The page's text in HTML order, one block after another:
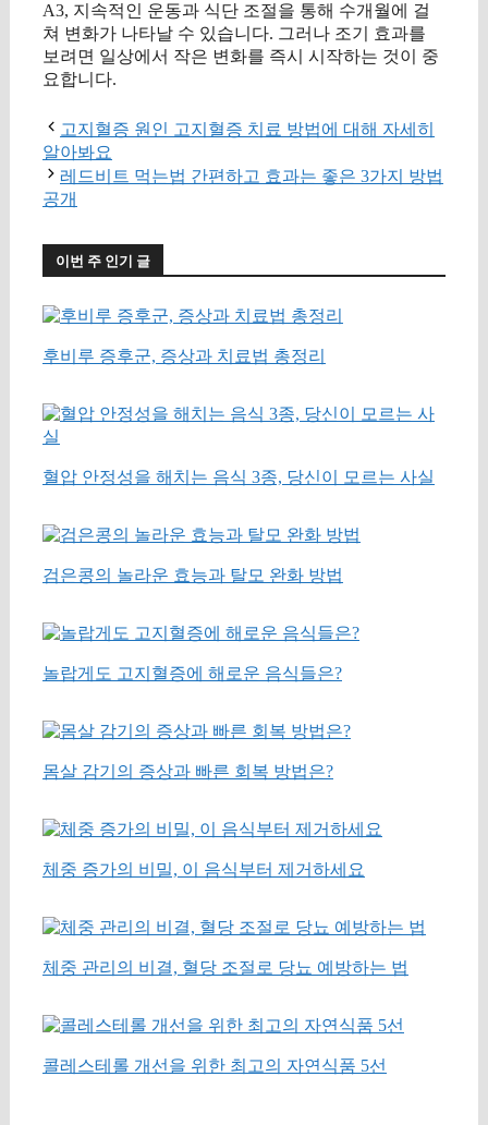
A3, 지속적인 운동과 식단 조절을 통해 수개월에 걸
쳐 변화가 나타날 수 있습니다. 그러나 조기 효과를
보려면 일상에서 작은 변화를 즉시 시작하는 것이 중
요합니다.
고지혈증 원인 고지혈증 치료 방법에 대해 자세히
알아봐요
레드비트 먹는법 간편하고 효과는 좋은 3가지 방법
공개
이번 주 인기 글
후비루 증후군, 증상과 치료법 총정리
혈압 안정성을 해치는 음식 3종, 당신이 모르는 사실
검은콩의 놀라운 효능과 탈모 완화 방법
놀랍게도 고지혈증에 해로운 음식들은?
몸살 감기의 증상과 빠른 회복 방법은?
체중 증가의 비밀, 이 음식부터 제거하세요
체중 관리의 비결, 혈당 조절로 당뇨 예방하는 법
콜레스테롤 개선을 위한 최고의 자연식품 5선